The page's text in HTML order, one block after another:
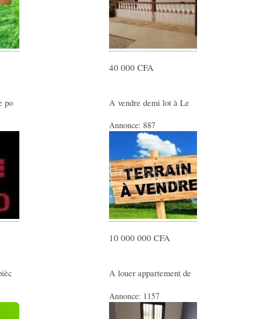
40 000 CFA
po A vendre demi lot à Le
Annonce:887
10 000 000 CFA
A louer appartement de
Annonce: 1157